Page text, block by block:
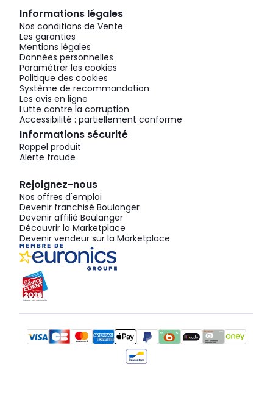
Informations légales
Nos conditions de Vente
Les garanties
Mentions légales
Données personnelles
Paramétrer les cookies
Politique des cookies
Système de recommandation
Les avis en ligne
Lutte contre la corruption
Accessibilité : partiellement conforme
Informations sécurité
Rappel produit
Alerte fraude
Rejoignez-nous
Nos offres d'emploi
Devenir franchisé Boulanger
Devenir affilié Boulanger
Découvrir la Marketplace
Devenir vendeur sur la Marketplace